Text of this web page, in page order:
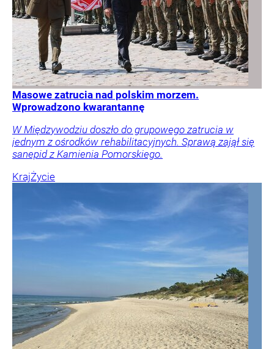
Masowe zatrucia nad polskim morzem.
Wprowadzono kwarantannę
W Międzywodziu doszło do grupowego zatrucia w
jednym z ośrodków rehabilitacyjnych. Sprawą zajął się
sanepid z Kamienia Pomorskiego.
KrajŻycie